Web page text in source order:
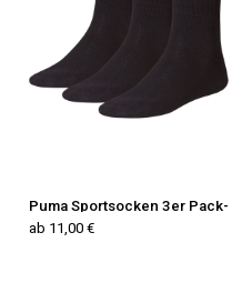
Puma Sportsocken 3er Pack-
ab 11,00 €